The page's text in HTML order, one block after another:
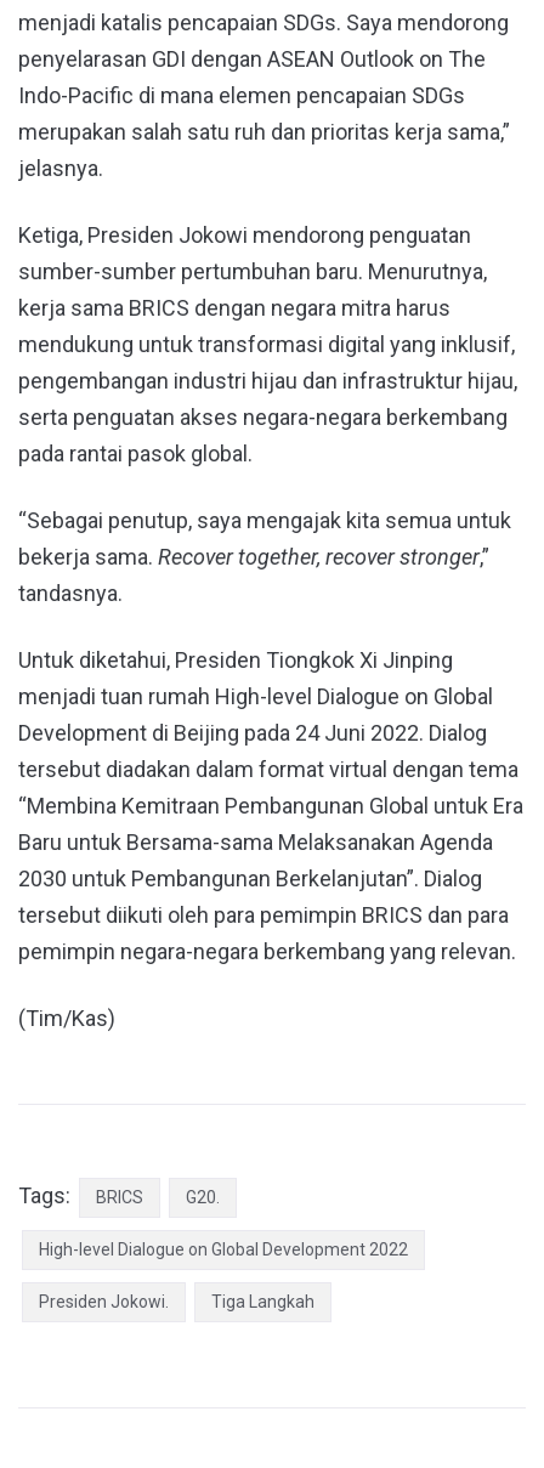
menjadi katalis pencapaian SDGs. Saya mendorong
penyelarasan GDI dengan ASEAN Outlook on The
Indo-Pacific di mana elemen pencapaian SDGs
merupakan salah satu ruh dan prioritas kerja sama,”
jelasnya.
Ketiga, Presiden Jokowi mendorong penguatan
sumber-sumber pertumbuhan baru. Menurutnya,
kerja sama BRICS dengan negara mitra harus
mendukung untuk transformasi digital yang inklusif,
pengembangan industri hijau dan infrastruktur hijau,
serta penguatan akses negara-negara berkembang
pada rantai pasok global.
“Sebagai penutup, saya mengajak kita semua untuk
bekerja sama. Recover together, recover stronger,”
tandasnya.
Untuk diketahui, Presiden Tiongkok Xi Jinping
menjadi tuan rumah High-level Dialogue on Global
Development di Beijing pada 24 Juni 2022. Dialog
tersebut diadakan dalam format virtual dengan tema
“Membina Kemitraan Pembangunan Global untuk Era
Baru untuk Bersama-sama Melaksanakan Agenda
2030 untuk Pembangunan Berkelanjutan”. Dialog
tersebut diikuti oleh para pemimpin BRICS dan para
pemimpin negara-negara berkembang yang relevan.
(Tim/Kas)
Tags: BRICS G20.
High-level Dialogue on Global Development 2022
Presiden Jokowi. Tiga Langkah